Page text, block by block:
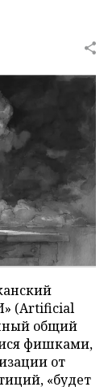
(Artificial
общий
фишками,
от
«будет